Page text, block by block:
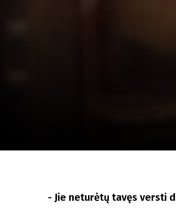
- Jie neturėtų tavęs versti